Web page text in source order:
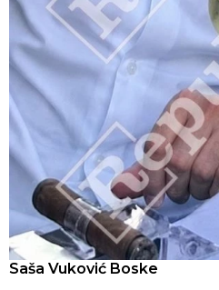
Saša Vuković Boske